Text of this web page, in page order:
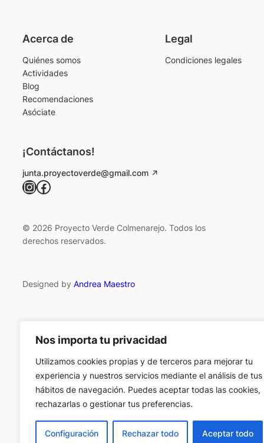
Nos importa tu privacidad
Utilizamos cookies propias y de terceros para mejorar tu
experiencia y nuestros servicios mediante el análisis de tus
hábitos de navegación. Puedes aceptar todas las cookies,
rechazarlas o gestionar tus preferencias.
Configuración Rechazar todo Aceptar todo
Acerca de
Quiénes somos
Actividades
Blog
Recomendaciones
Asóciate
Legal
Condiciones legales
¡Contáctanos!
junta.proyectoverde@gmail.com
InstagramFacebook
© 2026 Proyecto Verde Colmenarejo. Todos los
derechos reservados.
Designed by Andrea Maestro